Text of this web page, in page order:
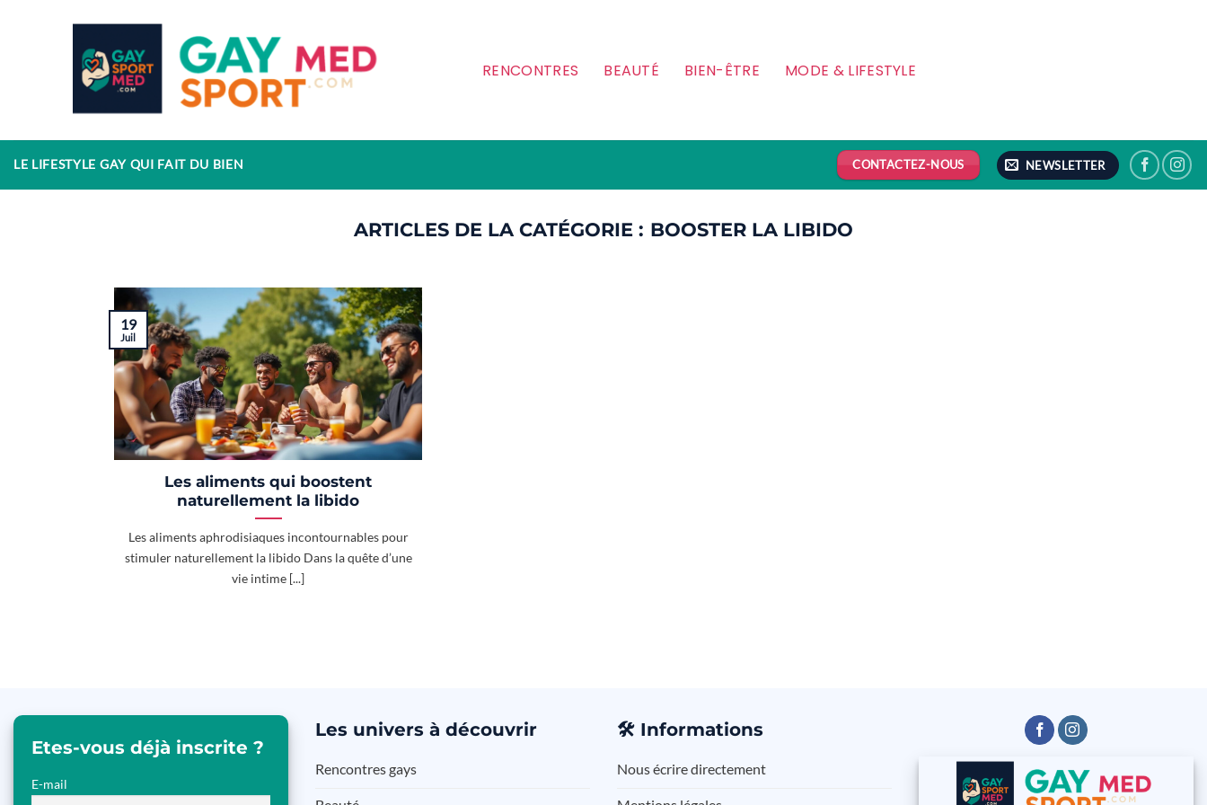
RENCONTRES BEAUTÉ BIEN-ÊTRE MODE & LIFESTYLE
LE LIFESTYLE GAY QUI FAIT DU BIEN CONTACTEZ-NOUS NEWSLETTER
BOOSTER LA LIBIDO
Les aliments qui boostent
naturellement la libido
Les aliments aphrodisiaques incontournables pour
stimuler naturellement la libido Dans la quête d’une
vie intime [...]
19
Juil
Etes-vous déjà inscrite ?
E-mail
Les univers à découvrir
Rencontres gays
🛠️ Informations
Nous écrire directement